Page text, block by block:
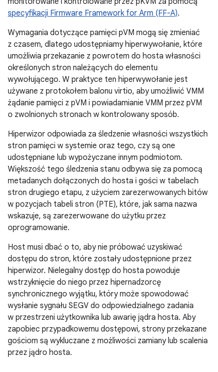
specyfikacji Firmware Framework for Arm (FF-A).
Wymagania dotyczące pamięci pVM mogą się zmieniać
z czasem, dlatego udostępniamy hiperwywołanie, które
umożliwia przekazanie z powrotem do hosta własności
określonych stron należących do elementu
wywołującego. W praktyce ten hiperwywołanie jest
używane z protokołem balonu virtio, aby umożliwić VMM
żądanie pamięci z pVM i powiadamianie VMM przez pVM
o zwolnionych stronach w kontrolowany sposób.
Hiperwizor odpowiada za śledzenie własności wszystkich
stron pamięci w systemie oraz tego, czy są one
udostępniane lub wypożyczane innym podmiotom.
Większość tego śledzenia stanu odbywa się za pomocą
metadanych dołączonych do hosta i gości w tabelach
stron drugiego etapu, z użyciem zarezerwowanych bitów
w pozycjach tabeli stron (PTE), które, jak sama nazwa
wskazuje, są zarezerwowane do użytku przez
oprogramowanie.
Host musi dbać o to, aby nie próbować uzyskiwać
dostępu do stron, które zostały udostępnione przez
hiperwizor. Nielegalny dostęp do hosta powoduje
wstrzyknięcie do niego przez hipernadzorcę
synchronicznego wyjątku, który może spowodować
wysłanie sygnału SEGV do odpowiedzialnego zadania
w przestrzeni użytkownika lub awarię jądra hosta. Aby
zapobiec przypadkowemu dostępowi, strony przekazane
gościom są wykluczane z możliwości zamiany lub scalenia
przez jądro hosta.